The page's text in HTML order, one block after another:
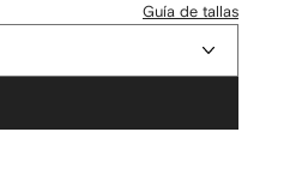
Guía de tallas